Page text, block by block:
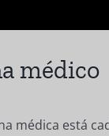
médico
médica está